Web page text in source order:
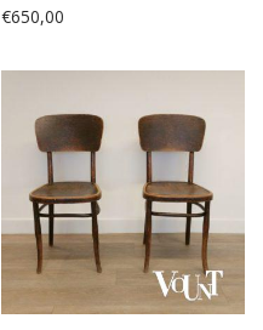
€650,00